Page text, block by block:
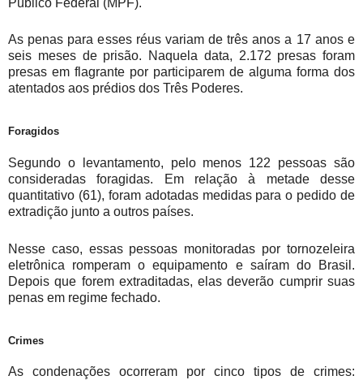
As penas para esses réus variam de três anos a 17 anos e
seis meses de prisão. Naquela data, 2.172 presas foram
presas em flagrante por participarem de alguma forma dos
atentados aos prédios dos Três Poderes.
Foragidos
Segundo o levantamento, pelo menos 122 pessoas são
consideradas foragidas. Em relação à metade desse
quantitativo (61), foram adotadas medidas para o pedido de
extradição junto a outros países.
Nesse caso, essas pessoas monitoradas por tornozeleira
eletrônica romperam o equipamento e saíram do Brasil.
Depois que forem extraditadas, elas deverão cumprir suas
penas em regime fechado.
Crimes
As condenações ocorreram por cinco tipos de crimes: